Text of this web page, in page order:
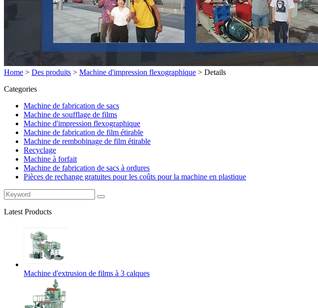
Home > Des produits > Machine d'impression flexographique > Details
Categories
Machine de fabrication de sacs
Machine de soufflage de films
Machine d'impression flexographique
Machine de fabrication de film étirable
Machine de rembobinage de film étirable
Recyclage
Machine à forfait
Machine de fabrication de sacs à ordures
Pièces de rechange gratuites pour les coûts pour la machine en plastique
Latest Products
Machine d'extrusion de films à 3 calques